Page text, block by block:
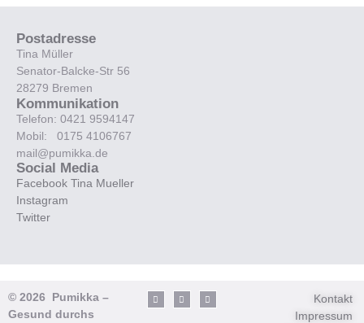
Postadresse
Tina Müller
Senator-Balcke-Str 56
28279 Bremen
Kommunikation
Telefon: 0421 9594147
Mobil: 0175 4106767
mail@pumikka.de
Social Media
Facebook Tina Mueller
Instagram
Twitter
© 2026 Pumikka –
Gesund durchs
Kontakt
Impressum